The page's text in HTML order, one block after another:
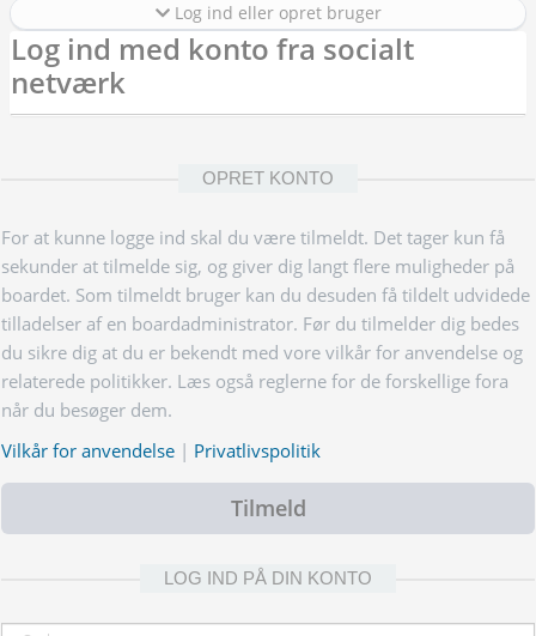
Log ind eller opret bruger
Log ind med konto fra socialt
netværk
OPRET KONTO
For at kunne logge ind skal du være tilmeldt. Det tager kun få
sekunder at tilmelde sig, og giver dig langt flere muligheder på
boardet. Som tilmeldt bruger kan du desuden få tildelt udvidede
tilladelser af en boardadministrator. Før du tilmelder dig bedes
du sikre dig at du er bekendt med vore vilkår for anvendelse og
relaterede politikker. Læs også reglerne for de forskellige fora
når du besøger dem.
Vilkår for anvendelse | Privatlivspolitik
Tilmeld
LOG IND PÅ DIN KONTO